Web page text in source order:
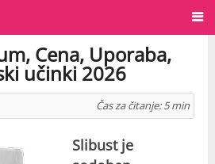
Cena, Uporaba,
učinki 2026
Čas za čitanje: 5 min
Slibust je